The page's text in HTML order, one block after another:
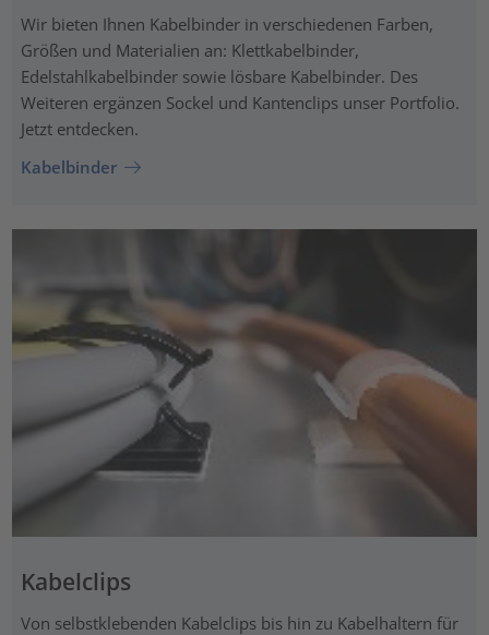
Wir bieten Ihnen Kabelbinder in verschiedenen Farben,
Größen und Materialien an: Klettkabelbinder,
Edelstahlkabelbinder sowie lösbare Kabelbinder. Des
Weiteren ergänzen Sockel und Kantenclips unser Portfolio.
Jetzt entdecken.
Kabelbinder
Kabelclips
Von selbstklebenden Kabelclips bis hin zu Kabelhaltern für